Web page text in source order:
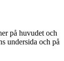
på huvudet och
undersida och på